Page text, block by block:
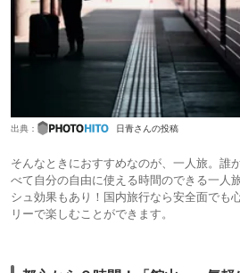
出典： 日青さんの投稿
そんなときにおすすめなのが、一人旅。誰
べて自分の自由に使える時間のできる一人
シュ効果もあり！国内旅行なら安全面でも
リーで楽しむことができます。